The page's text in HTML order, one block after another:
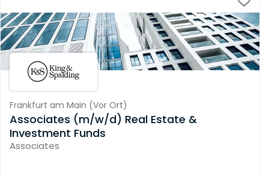
Frankfurt am Main (Vor Ort)
Associates (m/w/d) Real Estate &
Investment Funds
Associates